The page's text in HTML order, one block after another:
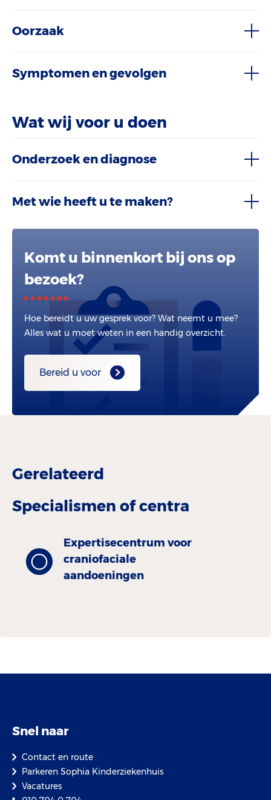
Oorzaak
Symptomen en gevolgen
Wat wij voor u doen
Onderzoek en diagnose
Met wie heeft u te maken?
Komt u binnenkort bij ons op
bezoek?
Hoe bereidt u uw gesprek voor? Wat neemt u mee?
Alles wat u moet weten in een handig overzicht.
Bereid u voor
Gerelateerd
Specialismen of centra
Expertisecentrum voor
craniofaciale
aandoeningen
Snel naar
Contact en route
Parkeren Sophia Kinderziekenhuis
Vacatures